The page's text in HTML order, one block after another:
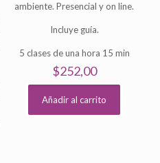
ambiente. Presencial y on line.
Incluye guía.
5 clases de una hora 15 min
$252,00
Añadir al carrito